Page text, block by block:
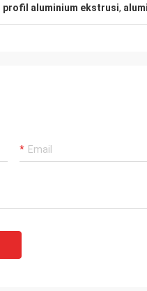
Ini benar kita menikmati
profil aluminium ekstrusi,